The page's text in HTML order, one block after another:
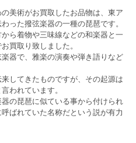
美術がお買取したお品物は、東ア
った撥弦楽器の一種の琵琶です。
ら着物や三味線などの和楽器と一
買取り致しました。
器で、雅楽の演奏や弾き語りなど
してきたものですが、その起源は
われています。
の琵琶に似ている事から付けられ
ばれていた名称だという説が有力